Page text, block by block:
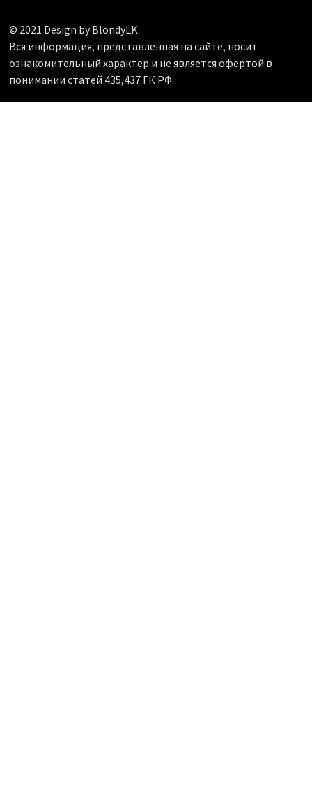
© 2021 Design by BlondyLK
Вся информация, представленная на сайте, носит
ознакомительный характер и не является офертой в
понимании статей 435,437 ГК РФ.